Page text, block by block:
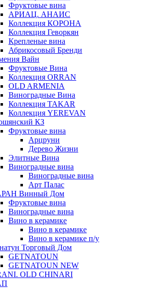
Фруктовые вина
АРИАЦ. АНАИС
Коллекция КОРОНА
Коллекция Геворкян
Крепленые вина
Абрикосовый Бренди
Вайн
Фруктовые Вина
Коллекция ORRAN
OLD ARMENIA
Виноградные Вина
Коллекция TAKAR
Коллекция YEREVAN
КЗ
Фруктовые вина
Арцруни
Дерево Жизни
Элитные Вина
Виноградные вина
Виноградные вина
Арт Палас
Винный Дом
Фруктовые вина
Виноградные вина
Вино в керамике
Вино в керамике
Вино в керамике п/у
Торговый Дом
GETNATOUN
GETNATOUN NEW
OLD CHINARI